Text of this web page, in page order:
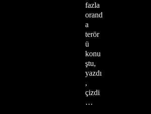
fazla
orand
a
terör
ü
konu
ştu,
yazdı
,
çizdi
…